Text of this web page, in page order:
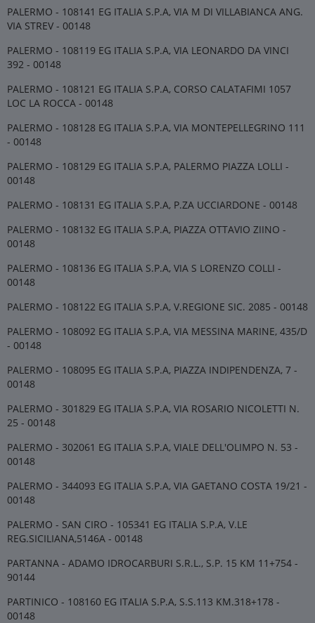
PALERMO - 108141 EG ITALIA S.P.A, VIA M DI VILLABIANCA ANG.
VIA STREV - 00148
PALERMO - 108119 EG ITALIA S.P.A, VIA LEONARDO DA VINCI
392 - 00148
PALERMO - 108121 EG ITALIA S.P.A, CORSO CALATAFIMI 1057
LOC LA ROCCA - 00148
PALERMO - 108128 EG ITALIA S.P.A, VIA MONTEPELLEGRINO 111
- 00148
PALERMO - 108129 EG ITALIA S.P.A, PALERMO PIAZZA LOLLI -
00148
PALERMO - 108131 EG ITALIA S.P.A, P.ZA UCCIARDONE - 00148
PALERMO - 108132 EG ITALIA S.P.A, PIAZZA OTTAVIO ZIINO -
00148
PALERMO - 108136 EG ITALIA S.P.A, VIA S LORENZO COLLI -
00148
PALERMO - 108122 EG ITALIA S.P.A, V.REGIONE SIC. 2085 - 00148
PALERMO - 108092 EG ITALIA S.P.A, VIA MESSINA MARINE, 435/D
- 00148
PALERMO - 108095 EG ITALIA S.P.A, PIAZZA INDIPENDENZA, 7 -
00148
PALERMO - 301829 EG ITALIA S.P.A, VIA ROSARIO NICOLETTI N.
25 - 00148
PALERMO - 302061 EG ITALIA S.P.A, VIALE DELL'OLIMPO N. 53 -
00148
PALERMO - 344093 EG ITALIA S.P.A, VIA GAETANO COSTA 19/21 -
00148
PALERMO - SAN CIRO - 105341 EG ITALIA S.P.A, V.LE
REG.SICILIANA,5146A - 00148
PARTANNA - ADAMO IDROCARBURI S.R.L., S.P. 15 KM 11+754 -
90144
PARTINICO - 108160 EG ITALIA S.P.A, S.S.113 KM.318+178 -
00148